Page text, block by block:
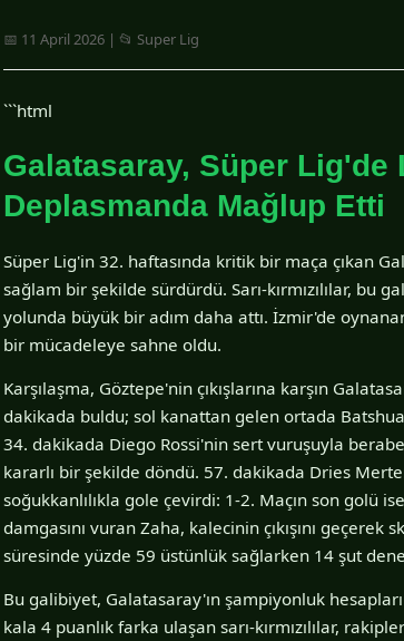
📅 11 April 2026 | 📂 Super Lig
```html
Galatasaray, Süper
Deplasmanda Mağlup Etti
Süper Lig'in 32. haftasında kritik bir maça çıkan
sağlam bir şekilde sürdürdü. Sarı-kırmızılılar, bu
yolunda büyük bir adım daha attı. İzmir'de
bir mücadeleye sahne oldu.
Karşılaşma, Göztepe'nin çıkışlarına karşın
dakikada buldu; sol kanattan gelen ortada
34. dakikada Diego Rossi'nin sert vuruşuyla
kararlı bir şekilde döndü. 57. dakikada Dries
soğukkanlılıkla gole çevirdi: 1-2. Maçın son golü
damgasını vuran Zaha, kalecinin çıkışını
süresinde yüzde 59 üstünlük sağlarken 14 şut
Bu galibiyet, Galatasaray'ın şampiyonluk
kala 4 puanlık farka ulaşan sarı-kırmızılılar,